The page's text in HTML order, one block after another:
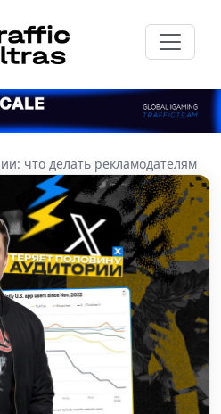
что делать рекламодателям